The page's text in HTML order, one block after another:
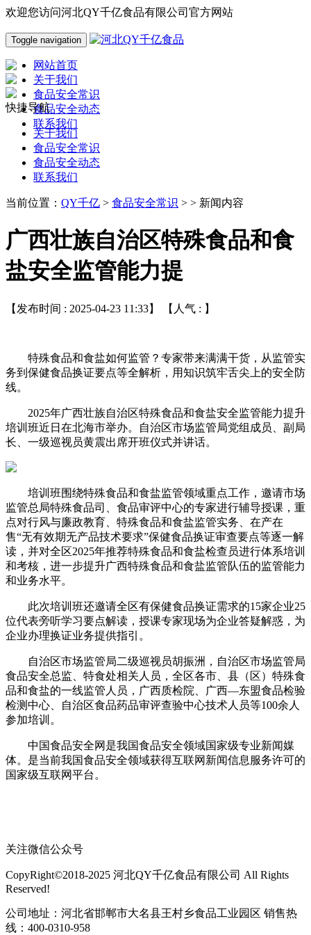
欢迎您访问河北QY千亿食品有限公司官方网站
Toggle navigation
网站首页
关于我们
食品安全常识
食品安全动态
联系我们
快捷导航
关于我们
食品安全常识
食品安全动态
联系我们
当前位置： QY千亿 > 食品安全常识 > > 新闻内容
广西壮族自治区特殊食品和食
盐安全监管能力提
【发布时间 : 2025-04-23 11:33】 【人气 : 】
特殊食品和食盐如何监管？专家带来满满干货，从监管实
务到保健食品换证要点等全解析，用知识筑牢舌尖上的安全防
线。
2025年广西壮族自治区特殊食品和食盐安全监管能力提升
培训班近日在北海市举办。自治区市场监管局党组成员、副局
长、一级巡视员黄震出席开班仪式并讲话。
培训班围绕特殊食品和食盐监管领域重点工作，邀请市场
监管总局特殊食品司、食品审评中心的专家进行辅导授课，重
点对行风与廉政教育、特殊食品和食盐监管实务、在产在
售“无有效期无产品技术要求”保健食品换证审查要点等逐一解
读，并对全区2025年推荐特殊食品和食盐检查员进行体系培训
和考核，进一步提升广西特殊食品和食盐监管队伍的监管能力
和业务水平。
此次培训班还邀请全区有保健食品换证需求的15家企业25
位代表旁听学习要点解读，授课专家现场为企业答疑解惑，为
企业办理换证业务提供指引。
自治区市场监管局二级巡视员胡振洲，自治区市场监管局
食品安全总监、特食处相关人员，全区各市、县（区）特殊食
品和食盐的一线监管人员，广西质检院、广西—东盟食品检验
检测中心、自治区食品药品审评查验中心技术人员等100余人
参加培训。
中国食品安全网是我国食品安全领域国家级专业新闻媒
体。是当前我国食品安全领域获得互联网新闻信息服务许可的
国家级互联网平台。
关注微信公众号
CopyRight©2018-2025 河北QY千亿食品有限公司 All Rights
Reserved!
公司地址：河北省邯郸市大名县王村乡食品工业园区 销售热
线：400-0310-958